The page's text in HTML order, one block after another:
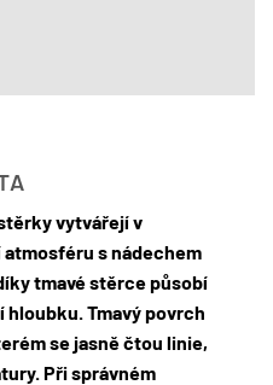
vytvářejí v
s nádechem
tmavé stěrce působí
hloubku. Tmavý povrch
se jasně čtou linie,
Při správném